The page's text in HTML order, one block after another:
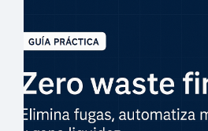
Contracción
inflacionaria